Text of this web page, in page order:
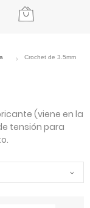
(viene en la
tensión para